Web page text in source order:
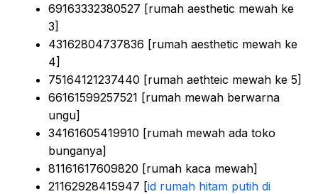
69163332380527 [rumah aesthetic mewah ke
3]
43162804737836 [rumah aesthetic mewah ke
4]
75164121237440 [rumah aethteic mewah ke 5]
66161599257521 [rumah mewah berwarna
ungu]
34161605419910 [rumah mewah ada toko
bunganya]
81161617609820 [rumah kaca mewah]
21162928415947 [id rumah hitam putih di